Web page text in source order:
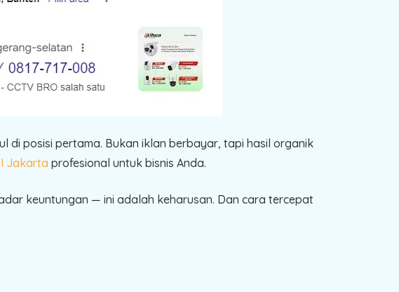
di posisi pertama. Bukan iklan berbayar, tapi hasil organik
Jakarta profesional untuk bisnis Anda.
keuntungan — ini adalah keharusan. Dan cara tercepat